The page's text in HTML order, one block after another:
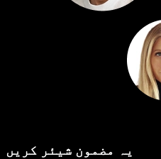
یہ مضمون شیئر کریں